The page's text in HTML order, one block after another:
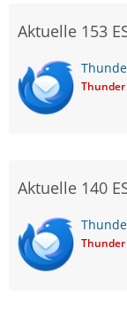
Aktuelle 153
Thunder
Aktuelle 140
Thunder